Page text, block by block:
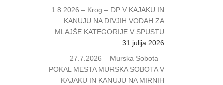
1.8.2026 – Krog – DP V KAJAKU IN
KANUJU NA DIVJIH VODAH ZA
MLAJŠE KATEGORIJE V SPUSTU
31 julija 2026
27.7.2026 – Murska Sobota –
POKAL MESTA MURSKA SOBOTA V
KAJAKU IN KANUJU NA MIRNIH